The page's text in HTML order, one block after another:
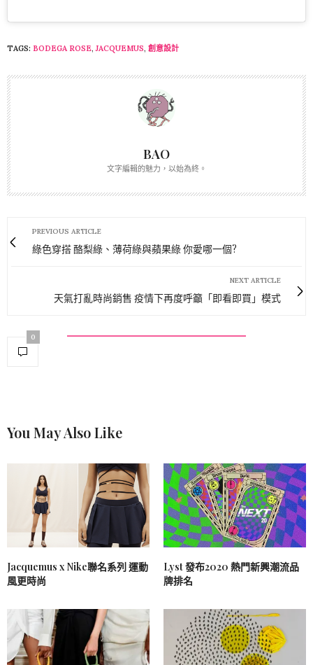
TAGS: BODEGA ROSE,JACQUEMUS, 創意設計
BAO
文字編輯的魅力，以始為終。
PREVIOUS ARTICLE
綠色穿搭 酪梨綠、薄荷綠與蘋果綠 你愛哪一個?
NEXT ARTICLE
天氣打亂時尚銷售 疫情下再度呼籲「即看即買」模式
0
You May Also Like
Jacquemus x Nike聯名系列 運動
風更時尚
Lyst 發布2020 熱門新興潮流品
牌排名